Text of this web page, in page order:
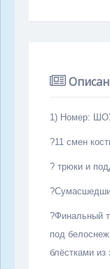
1) Номер:
?11 смен
? трюки и
?
?Финальный
под
блёстками из